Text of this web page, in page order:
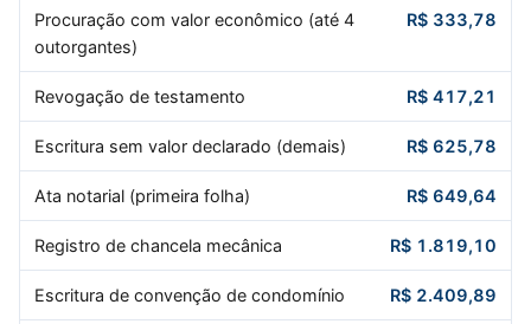
Procuração com valor econômico (até 4
outorgantes)
R$ 333,78
Revogação de testamento R$ 417,21
Escritura sem valor declarado (demais) R$ 625,78
Ata notarial (primeira folha) R$ 649,64
Registro de chancela mecânica R$ 1.819,10
Escritura de convenção de condomínio R$ 2.409,89